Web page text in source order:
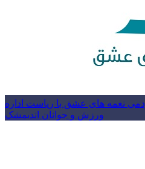
نغمه های عشق با ریاست اداره
ورزش و جوانان اندیمشک